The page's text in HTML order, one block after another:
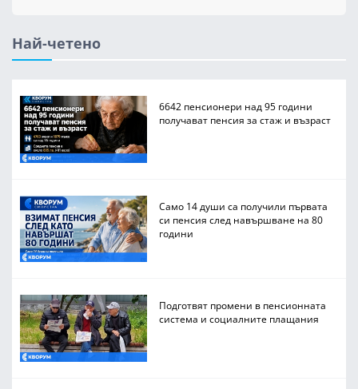
Най-четено
6642 пенсионери над 95 години
получават пенсия за стаж и възраст
Само 14 души са получили първата
си пенсия след навършване на 80
години
Подготвят промени в пенсионната
система и социалните плащания